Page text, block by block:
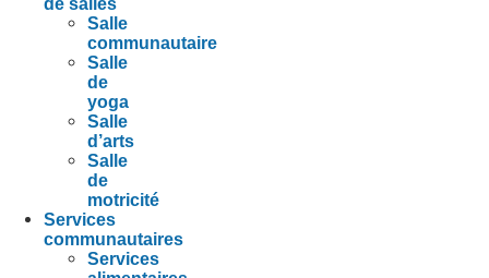
de salles
Salle
communautaire
Salle
de
yoga
Salle
d’arts
Salle
de
motricité
Services
communautaires
Services